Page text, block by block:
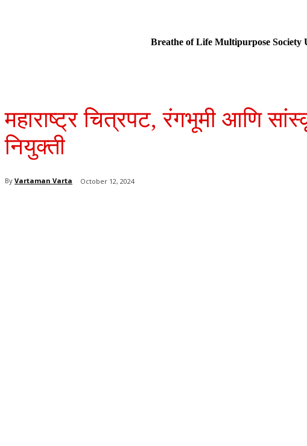
Breathe of Life Multipurpose Society
महाराष्ट्र चित्रपट, रंगभूमी आणि
नियुक्ती
By Vartaman Varta October 12, 2024